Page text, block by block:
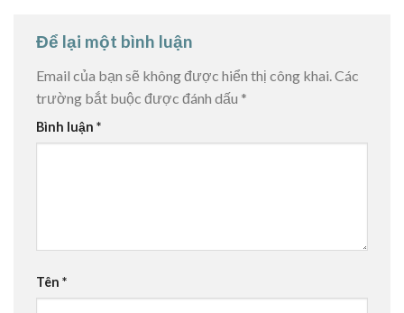
Để lại một bình luận
Email của bạn sẽ không được hiển thị công khai.Các
trường bắt buộc được đánh dấu *
Bình luận *
Tên *